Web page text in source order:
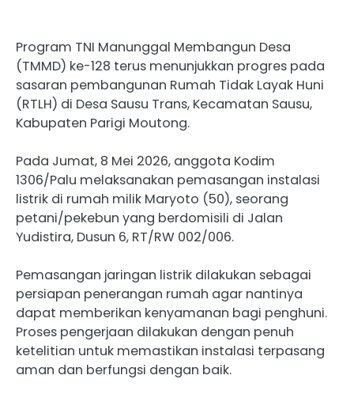
Program TNI Manunggal Membangun Desa
(TMMD) ke-128 terus menunjukkan progres pada
sasaran pembangunan Rumah Tidak Layak Huni
(RTLH) di Desa Sausu Trans, Kecamatan Sausu,
Kabupaten Parigi Moutong.
Pada Jumat, 8 Mei 2026, anggota Kodim
1306/Palu melaksanakan pemasangan instalasi
listrik di rumah milik Maryoto (50), seorang
petani/pekebun yang berdomisili di Jalan
Yudistira, Dusun 6, RT/RW 002/006.
Pemasangan jaringan listrik dilakukan sebagai
persiapan penerangan rumah agar nantinya
dapat memberikan kenyamanan bagi penghuni.
Proses pengerjaan dilakukan dengan penuh
ketelitian untuk memastikan instalasi terpasang
aman dan berfungsi dengan baik.